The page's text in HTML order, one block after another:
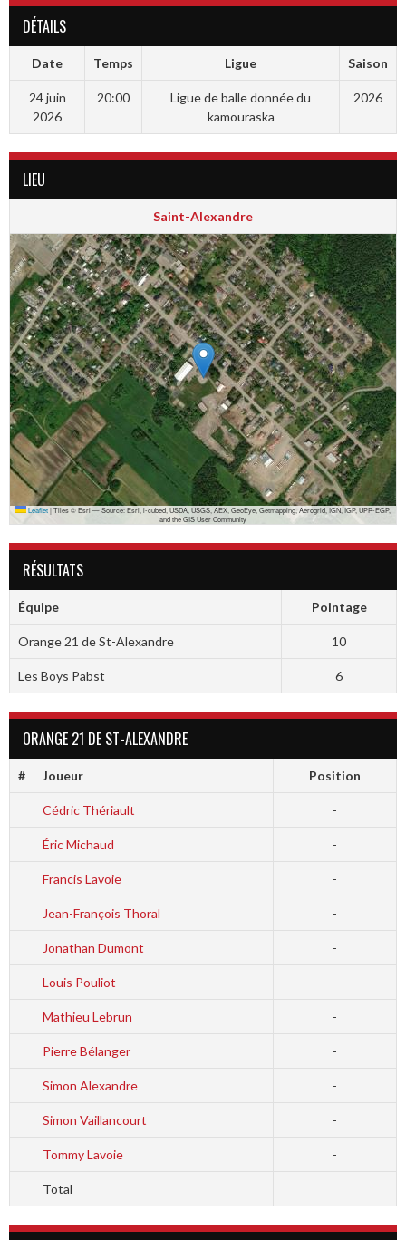
DÉTAILS
Date Temps Ligue Saison
24 juin
2026
20:00
Ligue de balle donnée du
kamouraska
2026
LIEU
Saint-Alexandre
Leaflet|Tiles © Esri — Source: Esri, i-cubed, USDA, USGS, AEX, GeoEye, Getmapping, Aerogrid, IGN, IGP, UPR-EGP,
and the GIS User Community
RÉSULTATS
Équipe Pointage
Orange 21 de St-Alexandre 10
Les Boys Pabst 6
ORANGE 21 DE ST-ALEXANDRE
# Joueur Position
Cédric Thériault -
Éric Michaud -
Francis Lavoie -
Jean-François Thoral -
Jonathan Dumont -
Louis Pouliot -
Mathieu Lebrun -
Pierre Bélanger -
Simon Alexandre -
Simon Vaillancourt -
Tommy Lavoie -
Total